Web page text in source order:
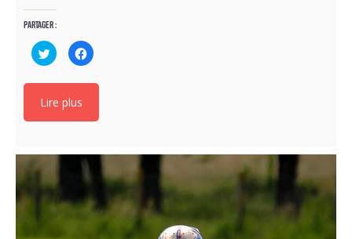
Partager :
Cliquez
pour
partager
Twitter(ouvre
dans
une
fenêtre)
Cliquez
pour
Facebook(ouvre
nouvelle
fenêtre)
Lire plus